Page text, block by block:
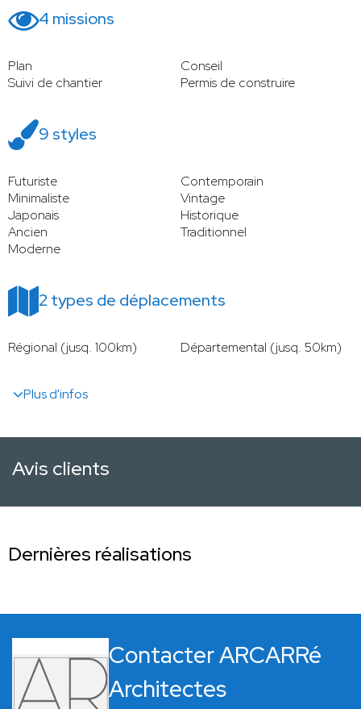
4 missions
Plan
Conseil
Suivi de chantier
Permis de construire
9 styles
Futuriste
Contemporain
Minimaliste
Vintage
Japonais
Historique
Ancien
Traditionnel
Moderne
2 types de déplacements
Régional (jusq. 100km) Départemental (jusq. 50km)
Plus d'infos
Avis clients
Dernières réalisations
Contacter ARCARRé
Architectes